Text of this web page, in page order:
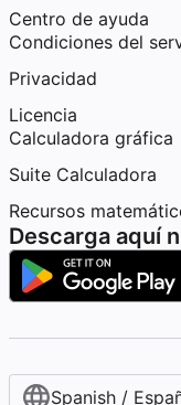
Centro de ayuda
Condiciones del
Privacidad
Licencia
Calculadora gráfica
Suite Calculadora
Recursos
Descarga aquí
Spanish /